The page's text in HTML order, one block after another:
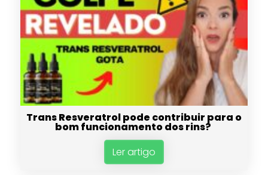
Trans Resveratrol pode contribuir para o
bom funcionamento dos rins?
Ler artigo